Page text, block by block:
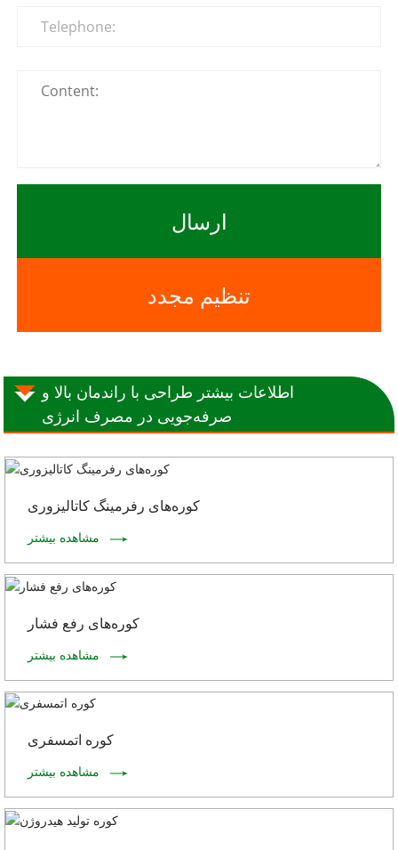
ارسال
تنظیم مجدد
اطلاعات بیشتر طراحی با راندمان بالا و
صرفه‌جویی در مصرف انرژی
کوره‌های رفرمینگ کاتالیزوری
مشاهده بیشتر
کوره‌های رفع فشار
مشاهده بیشتر
کوره اتمسفری
مشاهده بیشتر